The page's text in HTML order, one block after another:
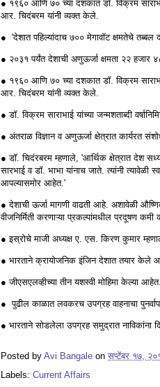
● १९६० आणि ७० च्या दशकात डॉ. विक्रम
आर. चिदंबरम यांनी व्यक्त केले.
● 'देशात पहिल्यांदाच ७०० मेगावॉट क्षमतेचे तब्बल
● २०३१ पर्यंत देशाची अणुऊर्जा क्षमता २२ हजार
● १९६० आणि ७० च्या दशकात डॉ. विक्रम
आर. चिदंबरम यांनी व्यक्त केले.
● डॉ. विक्रम साराभाई यांच्या जन्मशताब्दी
● अंतराळ विज्ञान व अणुऊर्जा क्षेत्रात कार्यरत
● डॉ. चिदंरबरम म्हणाले, 'आर्थिक क्षेत्रात देश
सारभाई व डॉ. भाभा यांनाच जाते. त्यांनी त्यावेळी
आपल्यासमोर आहेत.'
● देशाची ऊर्जा मागणी वाढती आहे. अशावेळी
वीजनिर्मिती करणाऱ्या प्रकल्पांमधील प्रदूषण
● इस्रोचे माजी अध्यक्ष ए. एस. किरण कुमार
● भारताने क्रायोजनिक इंजिन देशात तयार केले
● जीएसएलव्हीच्या तीन यशस्वी मोहिमा केल्या आहेत.
● पुढील काळात लवकरच उपग्रह वाहनाचा
● भारताने सोडलेला उपग्रह समुद्रात नाविकांना
Posted by Avi Bangale on सप्टेंबर १७,
Labels: Current Affairs